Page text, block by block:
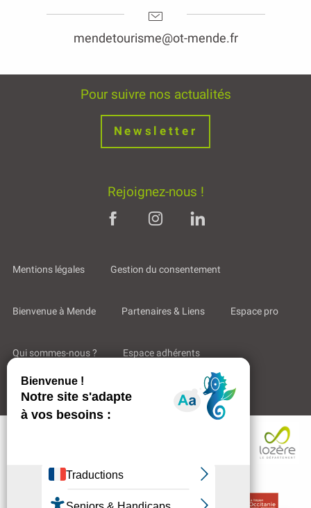
Description
Prestations
par email
mendetourisme@ot-mende.fr
Pour suivre nos actualités
Newsletter
Rejoignez-nous !
Mentions légales Gestion du consentement
Bienvenue à Mende Partenaires & Liens Espace pro
Qui sommes-nous ? Espace adhérents
Aides & Accompagnements